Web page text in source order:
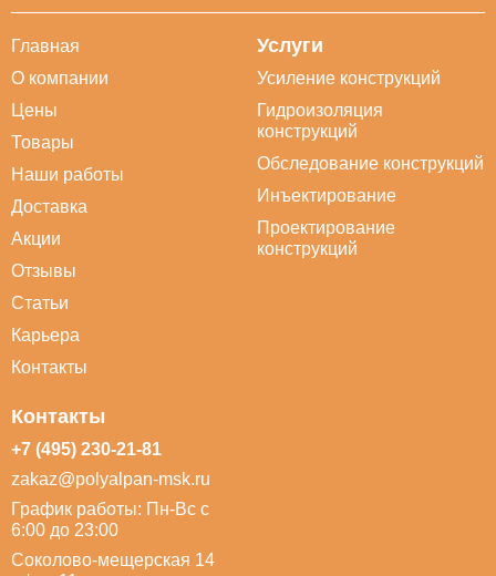
Главная
О компании
Цены
Товары
Наши работы
Доставка
Акции
Отзывы
Статьи
Карьера
Контакты
Услуги
Усиление конструкций
Гидроизоляция
конструкций
Обследование конструкций
Инъектирование
Проектирование
конструкций
Контакты
+7 (495) 230-21-81
zakaz@polyalpan-msk.ru
График работы: Пн-Вс с
6:00 до 23:00
Соколово-мещерская 14